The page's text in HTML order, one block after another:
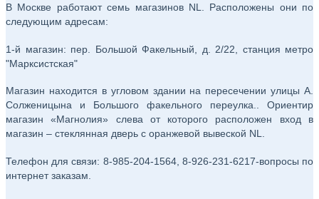
В Москве работают семь магазинов NL. Расположены они по
следующим адресам:
1-й магазин: пер. Большой Факельный, д. 2/22, станция метро
"Марксистская"
Магазин находится в угловом здании на пересечении улицы А.
Солженицына и Большого факельного переулка.. Ориентир
магазин «Магнолия» слева от которого расположен вход в
магазин – стеклянная дверь с оранжевой вывеской NL.
Телефон для связи: 8-985-204-1564, 8-926-231-6217-вопросы по
интернет заказам.